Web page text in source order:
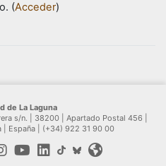
(Acceder)
de La Laguna
s/n. | 38200 | Apartado Postal 456 |
| España | (+34) 922 31 90 00